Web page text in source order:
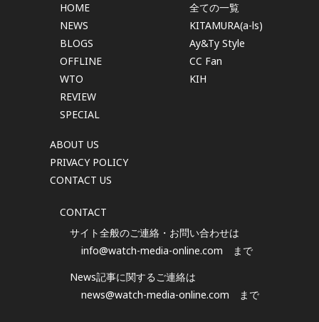
HOME
NEWS
BLOGS
OFFLINE
WTO
REVIEW
SPECIAL
ABOUT US
PRIVACY POLICY
CONTACT US
全ての一覧
KITAMURA(a-ls)
Ay&Ty Style
CC Fan
KIH
CONTACT
サイト全般のご連絡・お問い合わせは
info@watch-media-online.com まで
News記事に関するご連絡は
news@watch-media-online.com まで